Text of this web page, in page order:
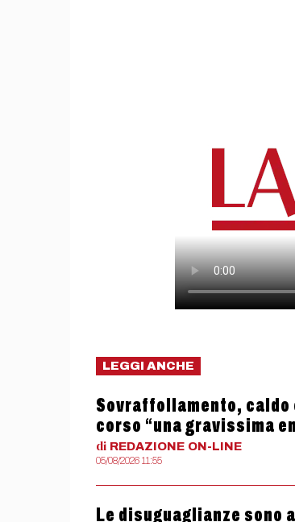
LEGGI ANCHE
Sovraffollamento,
corso “una gravissima
di REDAZIONE ON-LINE
05/08/2026 11:55
Le disuguaglianze